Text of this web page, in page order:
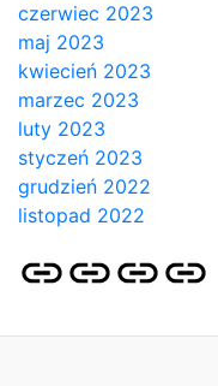
czerwiec 2023
maj 2023
kwiecień 2023
marzec 2023
luty 2023
styczeń 2023
grudzień 2022
listopad 2022
Strona
główna
Pozycjonowanie
Stron
SKLEP
SEO
BLOG